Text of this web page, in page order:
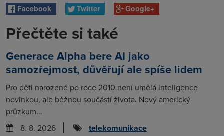
Facebook Twitter Google+
Přečtěte si také
Generace Alpha bere AI jako
samozřejmost, důvěřují ale spíše lidem
Pro děti narozené po roce 2010 není umělá inteligence
novinkou, ale běžnou součástí života. Nový americký
průzkum...
8. 8. 2026
telekomunikace